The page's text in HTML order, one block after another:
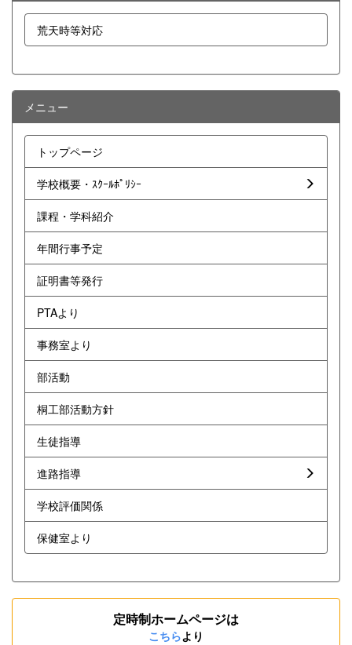
荒天時等対応
メニュー
トップページ
学校概要・ｽｸｰﾙﾎﾟﾘｼｰ
課程・学科紹介
年間行事予定
証明書等発行
PTAより
事務室より
部活動
桐工部活動方針
生徒指導
進路指導
学校評価関係
保健室より
定時制ホームページは
こちらより